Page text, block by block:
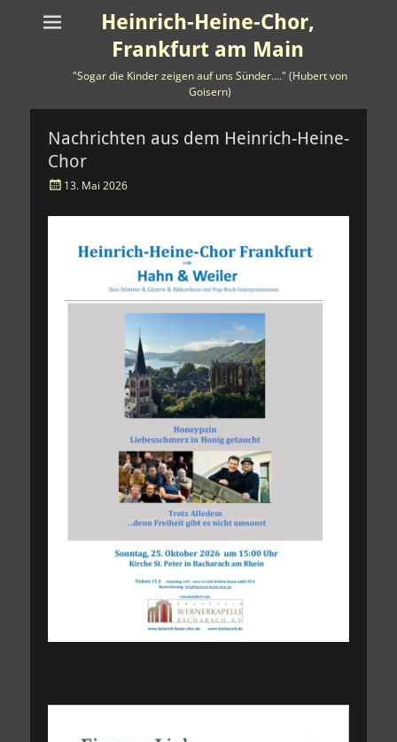
Heinrich-Heine-Chor,
Frankfurt am Main
"Sogar die Kinder zeigen auf uns Sünder…." (Hubert von
Goisern)
Nachrichten aus dem Heinrich-Heine-
Chor
Veröffentlicht
13. Mai 2026